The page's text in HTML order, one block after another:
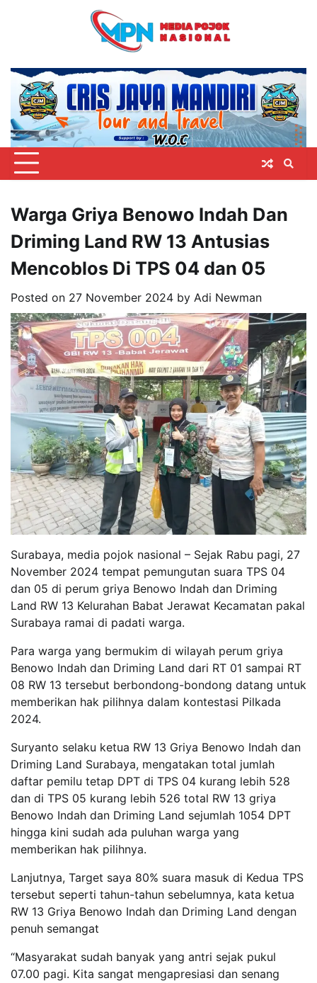
Warga Griya Benowo Indah Dan
Driming Land RW 13 Antusias
Mencoblos Di TPS 04 dan 05
Posted on 27 November 2024 by Adi Newman
Surabaya, media pojok nasional – Sejak Rabu pagi, 27
November 2024 tempat pemungutan suara TPS 04
dan 05 di perum griya Benowo Indah dan Driming
Land RW 13 Kelurahan Babat Jerawat Kecamatan pakal
Surabaya ramai di padati warga.
Para warga yang bermukim di wilayah perum griya
Benowo Indah dan Driming Land dari RT 01 sampai RT
08 RW 13 tersebut berbondong-bondong datang untuk
memberikan hak pilihnya dalam kontestasi Pilkada
2024.
Suryanto selaku ketua RW 13 Griya Benowo Indah dan
Driming Land Surabaya, mengatakan total jumlah
daftar pemilu tetap DPT di TPS 04 kurang lebih 528
dan di TPS 05 kurang lebih 526 total RW 13 griya
Benowo Indah dan Driming Land sejumlah 1054 DPT
hingga kini sudah ada puluhan warga yang
memberikan hak pilihnya.
Lanjutnya, Target saya 80% suara masuk di Kedua TPS
tersebut seperti tahun-tahun sebelumnya, kata ketua
RW 13 Griya Benowo Indah dan Driming Land dengan
penuh semangat
“Masyarakat sudah banyak yang antri sejak pukul
07.00 pagi. Kita sangat mengapresiasi dan senang